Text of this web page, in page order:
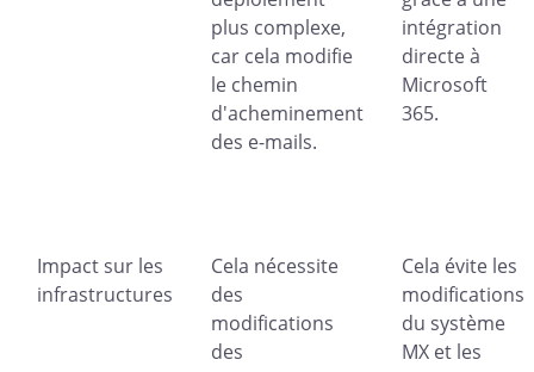
plus complexe,
car cela modifie
le chemin
d'acheminement
des e-mails.
intégration
directe à
Microsoft
365.
Impact sur les
infrastructures
Cela nécessite
des
modifications
des
Cela évite les
modifications
du système
MX et les